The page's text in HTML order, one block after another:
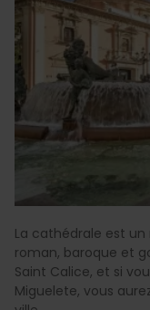
La cathédrale est
roman, baroque et
Saint Calice, et si
Miguelete, vous